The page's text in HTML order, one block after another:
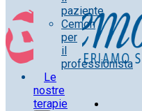
paziente
Cemon
per
il
professionista
Le
nostre
terapie